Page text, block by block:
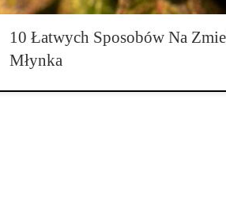
10 Łatwych Sposobów Na
Młynka